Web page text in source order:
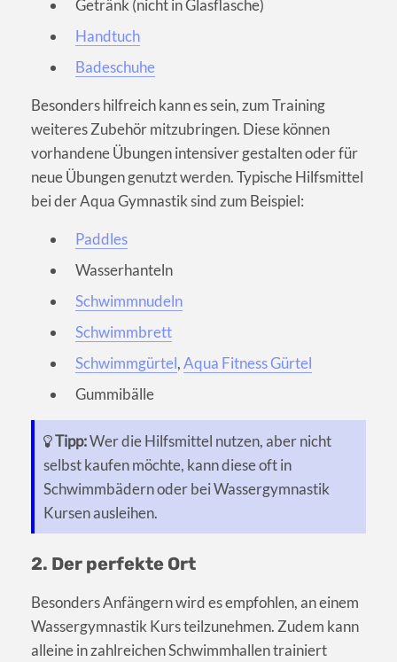
Getränk (nicht in Glasflasche)
Handtuch
Badeschuhe
Besonders hilfreich kann es sein, zum Training
weiteres Zubehör mitzubringen. Diese können
vorhandene Übungen intensiver gestalten oder für
neue Übungen genutzt werden. Typische Hilfsmittel
bei der Aqua Gymnastik sind zum Beispiel:
Paddles
Wasserhanteln
Schwimmnudeln
Schwimmbrett
Schwimmgürtel,Aqua Fitness Gürtel
Gummibälle
Tipp:Wer die Hilfsmittel nutzen, aber nicht
selbst kaufen möchte, kann diese oft in
Schwimmbädern oder bei Wassergymnastik
Kursen ausleihen.
2. Der perfekte Ort
Besonders Anfängern wird es empfohlen, an einem
Wassergymnastik Kurs teilzunehmen. Zudem kann
alleine in zahlreichen Schwimmhallen trainiert